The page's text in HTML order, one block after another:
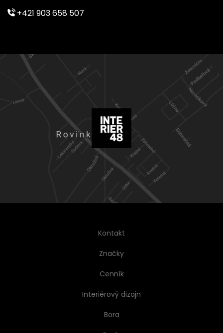
+421 903 658 507
Kontakt
Značky
Cenník
Interiérový dizajn
Bora